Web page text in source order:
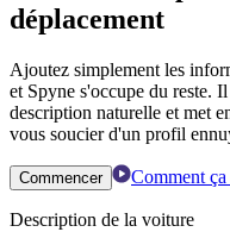
déplacement
Ajoutez simplement les
et Spyne s'occupe du reste.
description naturelle et met
vous soucier d'un profil
Commencer Comment
Description de la voiture